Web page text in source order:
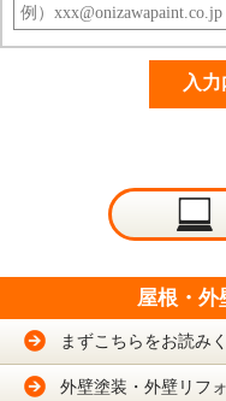
屋根・外
まずこちらをお読み
外壁塗装・外壁リフ